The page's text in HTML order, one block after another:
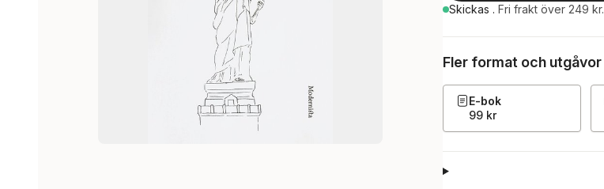
Skickas . Fri frakt över 249 kr.
Fler format och utgåvor
E-bok
99 kr